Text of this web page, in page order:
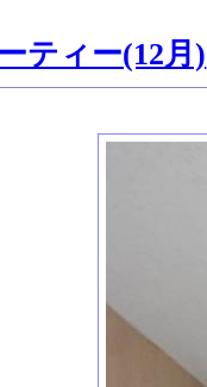
ティー(12月)